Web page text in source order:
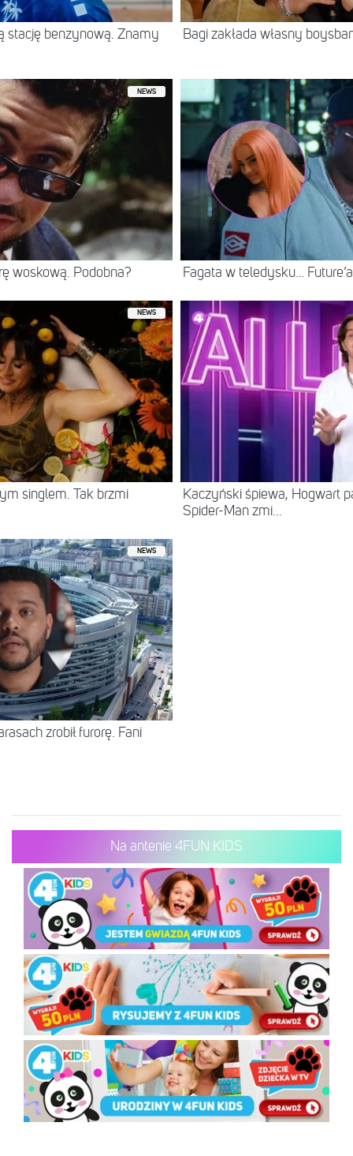
stację benzynową. Znamy Bagi zakłada własny
NEWS
woskową. Podobna? Fagata w teledysku…
NEWS
singlem. Tak brzmi
Kaczyński śpiewa, Hogwart
Spider-Man zmi...
NEWS
zrobił furorę. Fani
Na antenie 4FUN KIDS